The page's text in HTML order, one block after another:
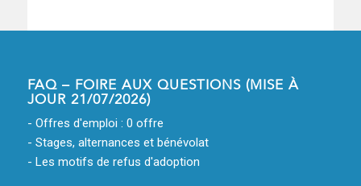
FAQ – FOIRE AUX QUESTIONS (MISE À
JOUR 21/07/2026)
- Offres d'emploi : 0 offre
- Stages, alternances et bénévolat
- Les motifs de refus d'adoption